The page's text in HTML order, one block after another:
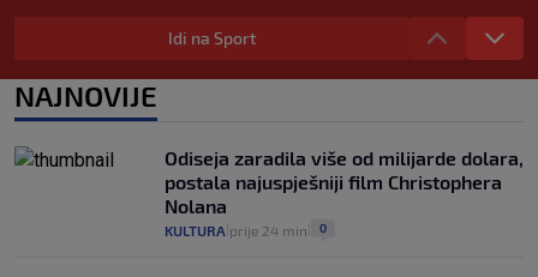
Uzgajivač objasnio zašto kilogram
rajčica košta deset eura: "Nećete ih
vidjeti na akcijama u trgovinama"
8
Evo aktualnih cijena i nekoliko savjeta
da prođe što lakše i jeftinije
VIJESTI | 0
Idi na Sport
NAJNOVIJE
Odiseja zaradila više od milijarde dolara,
postala najuspješniji film Christophera
Nolana
KULTURA prije 24 min 0